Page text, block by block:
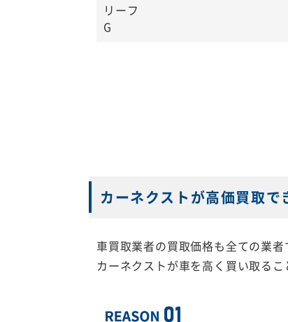
リーフ
G
カーネクストが高価買取で
車買取業者の買取価格も全ての業
カーネクストが車を高く買い取る